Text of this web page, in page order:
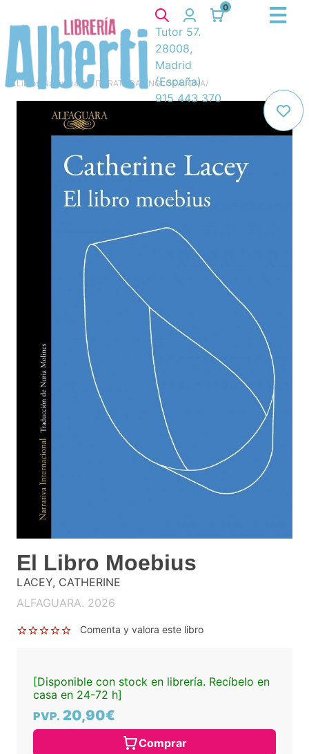
0
Tutor 57.
28008,
Madrid
(España)
915 443 370
Libros Narrativa/ 8. LITERATURA ANGLOSAJONA/
El Libro Moebius
LACEY, CATHERINE
ALFAGUARA. 2026
Comenta y valora este libro
[Disponible con stock en librería. Recíbelo en
casa en 24-72 h]
PVP. 20,90€
Comprar